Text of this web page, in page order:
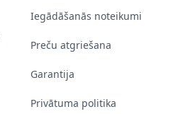
Iegādāšanās noteikumi
Preču atgriešana
Garantija
Privātuma politika